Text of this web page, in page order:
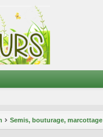
Semis, bouturage, marcottage